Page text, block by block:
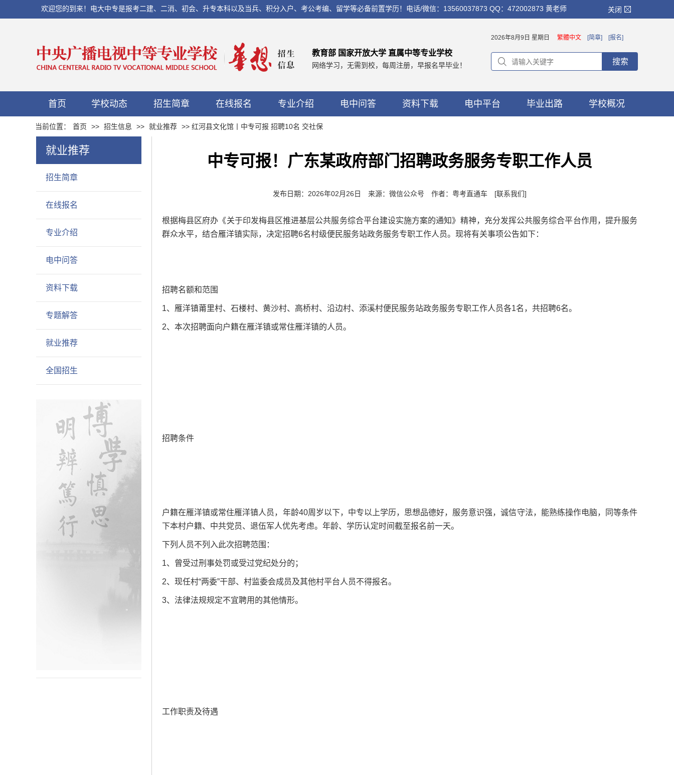
欢迎您的到来！电大中专是报考二建、二消、初会、升专本科以及当兵、积分入户、考公考编、留学等必备前置学历！电话/微信：13560037873 QQ：472002873 黄老师 关闭
教育部 国家开放大学 直属中等专业学校
网络学习，无需到校，每周注册，早报名早毕业！
2026年8月9日 星期日 繁體中文 [简章] [报名]
搜索
首页 学校动态 招生简章 在线报名 专业介绍 电中问答 资料下载 电中平台 毕业出路 学校概况
当前位置： 首页 >> 招生信息 >> 就业推荐 >> 红河县文化馆丨中专可报 招聘10名 交社保
就业推荐
招生简章
在线报名
专业介绍
电中问答
资料下载
专题解答
就业推荐
全国招生
中专可报！广东某政府部门招聘政务服务专职工作人员
发布日期：2026年02月26日 来源：微信公众号 作者：粤考直通车 [联系我们]
根据梅县区府办《关于印发梅县区推进基层公共服务综合平台建设实施方案的通知》精神，充分发挥公共服务综合平台作用，提升服务
群众水平，结合雁洋镇实际，决定招聘6名村级便民服务站政务服务专职工作人员。现将有关事项公告如下：
招聘名额和范围
1、雁洋镇莆里村、石楼村、黄沙村、高桥村、沿边村、添溪村便民服务站政务服务专职工作人员各1名，共招聘6名。
2、本次招聘面向户籍在雁洋镇或常住雁洋镇的人员。
招聘条件
户籍在雁洋镇或常住雁洋镇人员，年龄40周岁以下，中专以上学历，思想品德好，服务意识强，诚信守法，能熟练操作电脑，同等条件
下本村户籍、中共党员、退伍军人优先考虑。年龄、学历认定时间截至报名前一天。
下列人员不列入此次招聘范围：
1、曾受过刑事处罚或受过党纪处分的；
2、现任村“两委”干部、村监委会成员及其他村平台人员不得报名。
3、法律法规规定不宜聘用的其他情形。
工作职责及待遇